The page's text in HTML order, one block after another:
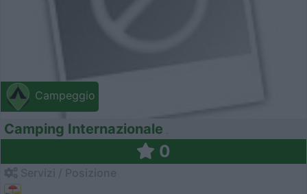
Campeggio
Camping Internazionale
0